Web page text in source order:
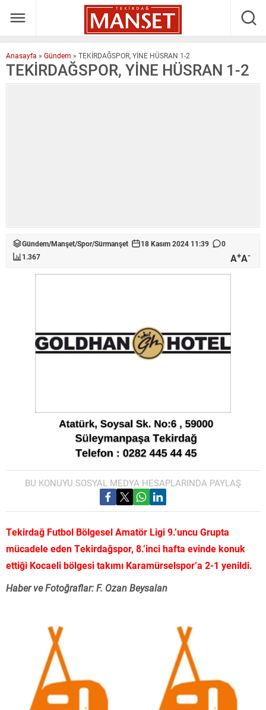
Anasayfa » Gündem » TEKİRDAĞSPOR, YİNE HÜSRAN 1-2
TEKİRDAĞSPOR, YİNE HÜSRAN 1-2
Gündem/Manşet/Spor/Sürmanşet 18 Kasım 2024 11:39
0
1.367
A+A-
BU KONUYU SOSYAL MEDYA HESAPLARINDA PAYLAŞ
Tekirdağ Futbol Bölgesel Amatör Ligi 9.’uncu Grupta
mücadele eden Tekirdağspor, 8.’inci hafta evinde konuk
ettiği Kocaeli bölgesi takımı Karamürselspor’a 2-1 yenildi.
Haber ve Fotoğraflar: F. Ozan Beysalan